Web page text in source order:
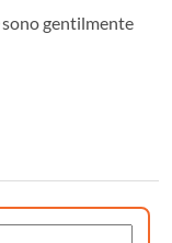
sono gentilmente